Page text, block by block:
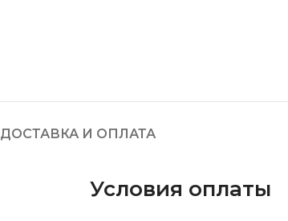
ДОСТАВКА И ОПЛАТА
Условия оплаты